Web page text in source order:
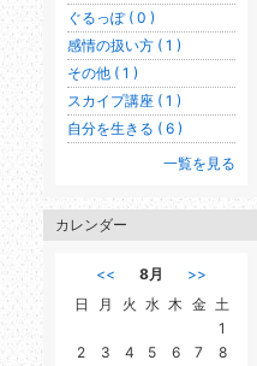
ぐるっぽ ( 0 )
感情の扱い方 ( 1 )
その他 ( 1 )
スカイプ講座 ( 1 )
自分を生きる ( 6 )
一覧を見る
カレンダー
<< 8月
>>
日
月 火 水 木 金 土
1
2
3 4 5 6 7
8